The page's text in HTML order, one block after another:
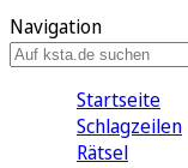
Navigation
Startseite
Schlagzeilen
Rätsel